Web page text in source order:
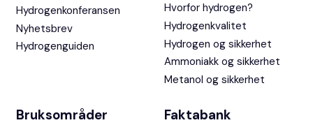
Hydrogenkonferansen
Nyhetsbrev
Hydrogenguiden
Hvorfor hydrogen?
Hydrogenkvalitet
Hydrogen og sikkerhet
Ammoniakk og sikkerhet
Metanol og sikkerhet
Bruksområder Faktabank